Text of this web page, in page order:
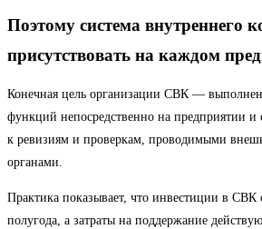
Поэтому система внутреннего
присутствовать на каждом
Конечная цель организации СВК —
функций непосредственно на предприятии и
к ревизиям и проверкам, проводимыми
органами.
Практика показывает, что инвестиции в СВК
полугода, а затраты на поддержание